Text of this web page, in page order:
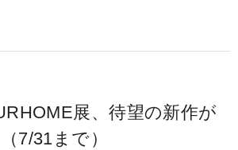
展、待望の新作が
7/31まで）